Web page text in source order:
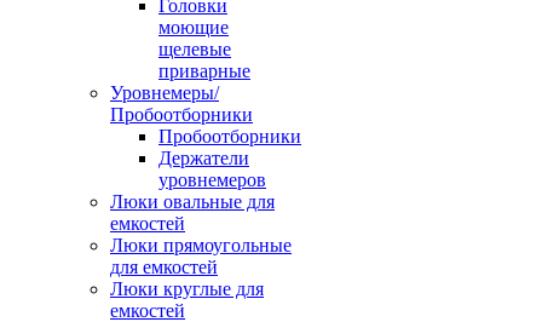
Головки
моющие
щелевые
приварные
Уровнемеры/
Пробоотборники
Пробоотборники
Держатели
уровнемеров
Люки овальные для
емкостей
Люки прямоугольные
для емкостей
Люки круглые для
емкостей